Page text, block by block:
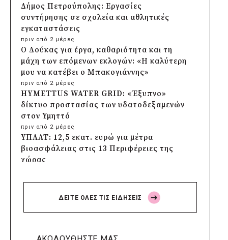
Δήμος Πετρούπολης: Εργασίες
συντήρησης σε σχολεία και αθλητικές
εγκαταστάσεις
πριν από 2 μέρες
Ο Δούκας για έργα, καθαριότητα και τη
μάχη των επόμενων εκλογών: «Η καλύτερη
μου να κατέβει ο Μπακογιάννης»
πριν από 2 μέρες
HYMETTUS WATER GRID: «Έξυπνο»
δίκτυο προστασίας των υδατοδεξαμενών
στον Υμηττό
πριν από 2 μέρες
ΥΠΑΑΤ: 12,5 εκατ. ευρώ για μέτρα
βιοασφάλειας στις 13 Περιφέρειες της
χώρας
Πρέσπεια 2026: Έξι ημέρες πολιτισμού,
μουσικής και γαστρονομίας στη Φλώρινα
Δήμος Πέλλας: Σε προσωρινή αναστολή
πριν από 2 μέρες
ΔΕΙΤΕ ΟΛΕΣ ΤΙΣ ΕΙΔΗΣΕΙΣ